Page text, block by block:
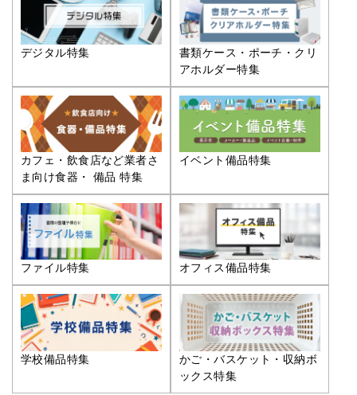
デジタル特集
書類ケース・ポーチ・クリ
アホルダー特集
カフェ・飲食店など業者さ
ま向け食器・ 備品 特集
イベント備品特集
ファイル特集 オフィス備品特集
学校備品特集
かご・バスケット・収納ボ
ックス特集